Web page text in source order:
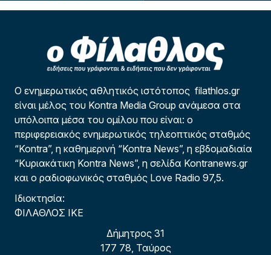
Ο ενημερωτικός αθλητικός ιστότοπος filathlos.gr
είναι μέλος του Kontra Media Group ανάμεσα στα
υπόλοιπα μέσα του ομίλου που είναι: ο
περιφερειακός ενημερωτικός τηλεοπτικός σταθμός
“Kontra”, η καθημερινή “Kontra News”, η εβδομαδιαία
“Κυριακάτικη Kontra News”, η σελίδα Kontranews.gr
και ο ραδιοφωνικός σταθμός Love Radio 97,5.
Ιδιοκτησία:
ΦΙΛΑΘΛΟΣ ΙΚΕ
Δήμητρος 31
177 78, Ταύρος